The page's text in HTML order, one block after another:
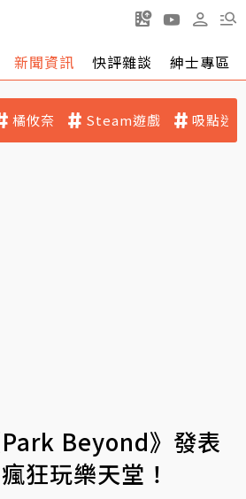
新聞資訊 快評雜談 紳士專區
橘攸奈 Steam遊戲 吸點迷
Beyond》發表
狂玩樂天堂！